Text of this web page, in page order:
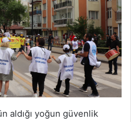
aldığı yoğun güvenlik